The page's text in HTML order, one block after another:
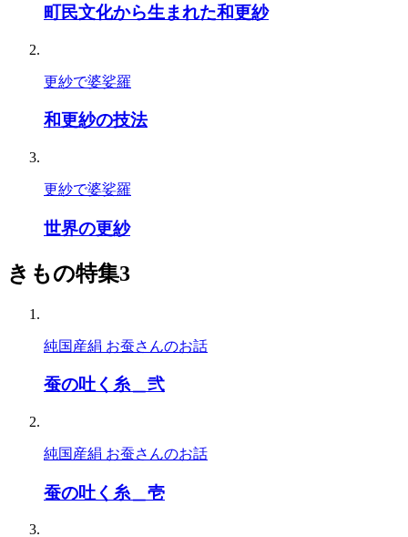
町民文化から生まれた和更紗
更紗で婆娑羅
和更紗の技法
更紗で婆娑羅
世界の更紗
きもの特集3
純国産絹 お蚕さんのお話
蚕の吐く糸＿弐
純国産絹 お蚕さんのお話
蚕の吐く糸＿壱